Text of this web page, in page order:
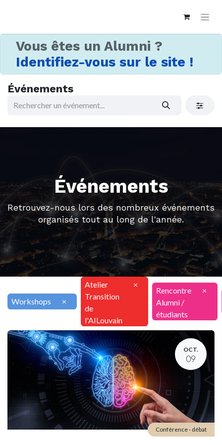
Vous êtes un Alumni ?
Identifiez-vous sur le site !
Événements
Événements
Retrouvez-nous lors des nombreux événements
organisés tout au long de l'année.
Workshops ×
Atelier
Transition
de
l'AILouvain
×
Rencontre
Alumni /
étudiants
×
OCT.
09
Conférence - débat